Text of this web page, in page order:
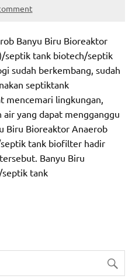
Banyu Biru Bioreaktor
septik tank biotech/septik
sudah berkembang, sudah
septiktank
mencemari lingkungan,
yang dapat mengganggu
Biru Bioreaktor Anaerob
tank biofilter hadir
Banyu Biru
septik tank